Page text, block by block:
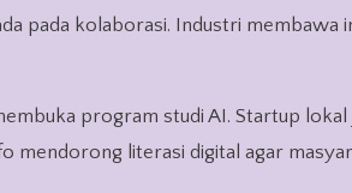
pada kolaborasi. Industri membawa
program studi AI. Startup lokal
mendorong literasi digital agar